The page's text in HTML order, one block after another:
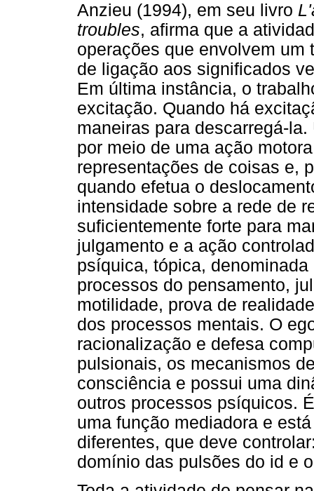
Anzieu (1994), em seu livro
troubles, afirma que a
operações que envolvem
de ligação aos significados
Em última instância, o
excitação. Quando há
maneiras para descarregá-
por meio de uma ação
representações de coisas e,
quando efetua o
intensidade sobre a rede de
suficientemente forte para
julgamento e a ação
psíquica, tópica,
processos do pensamento,
motilidade, prova de
dos processos mentais. O
racionalização e defesa
pulsionais, os mecanismos
consciência e possui uma
outros processos psíquicos.
uma função mediadora e
diferentes, que deve
domínio das pulsões do id e